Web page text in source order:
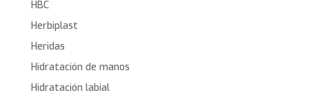
HBC
Herbiplast
Heridas
Hidratación de manos
Hidratación labial